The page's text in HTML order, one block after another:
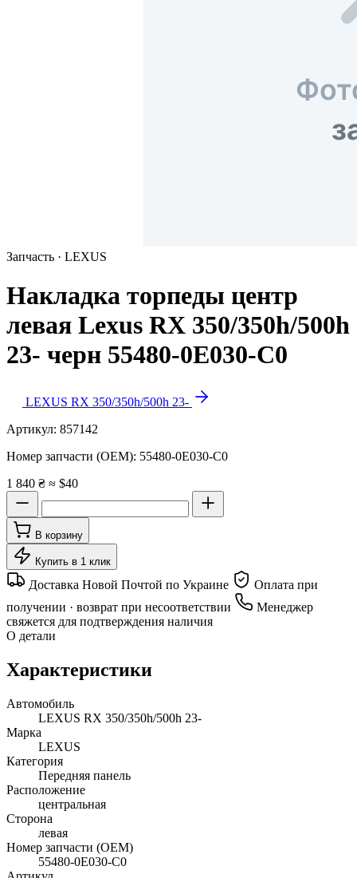
Запчасть · LEXUS
Накладка торпеды центр
левая Lexus RX 350/350h/500h
23- черн 55480-0E030-C0
LEXUS RX 350/350h/500h 23-
Артикул: 857142
Номер запчасти (OEM): 55480-0E030-C0
1 840 ₴ ≈ $40
В корзину
Купить в 1 клик
Доставка Новой Почтой по Украине
Оплата при
получении · возврат при несоответствии
Менеджер
свяжется для подтверждения наличия
О детали
Характеристики
Автомобиль
LEXUS RX 350/350h/500h 23-
Марка
LEXUS
Категория
Передняя панель
Расположение
центральная
Сторона
левая
Номер запчасти (OEM)
55480-0E030-C0